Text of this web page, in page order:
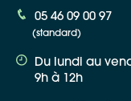
05 46 09 00 97
(standard)
Du lundi au
9h à 12h
Apple